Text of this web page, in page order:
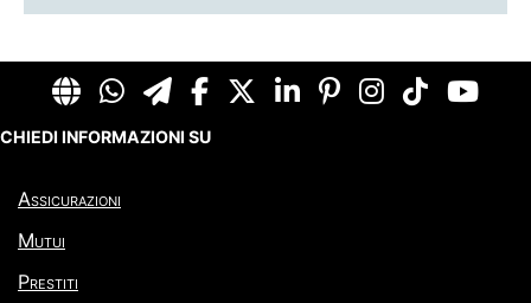
CHIEDI INFORMAZIONI SU
Assicurazioni
Mutui
Prestiti